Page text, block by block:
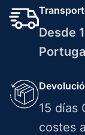
Desde
15 días
costes